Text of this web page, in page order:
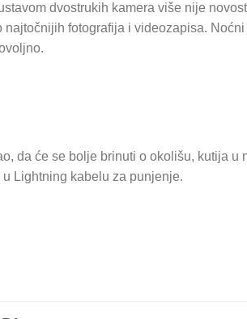
dvostrukih kamera više nije
najtočnijih fotografija i videozapisa.
da će se bolje brinuti o okolišu, kutija
Lightning kabelu za punjenje.